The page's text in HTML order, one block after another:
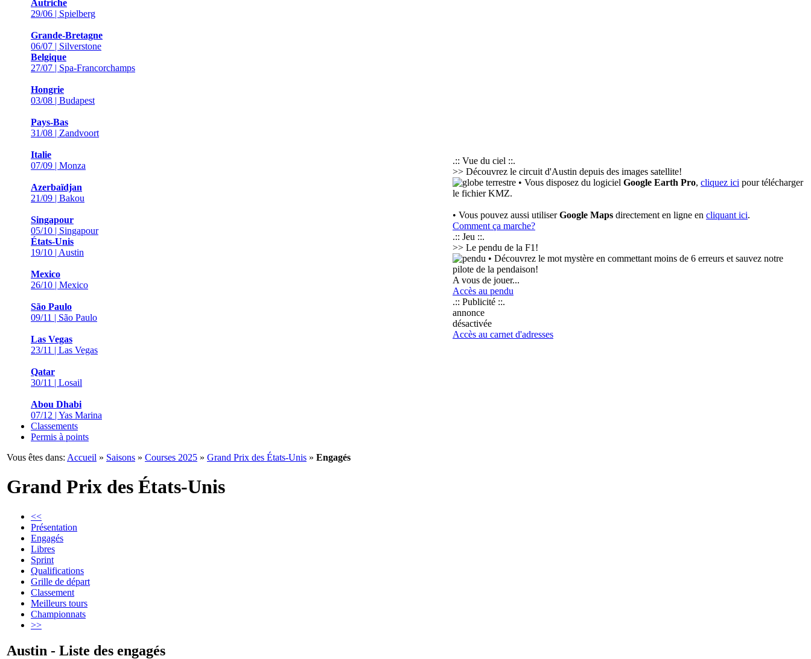
Autriche
29/06 | Spielberg
Grande-Bretagne
06/07 | Silverstone
Belgique
27/07 | Spa-Francorchamps
Hongrie
03/08 | Budapest
Pays-Bas
31/08 | Zandvoort
Italie
07/09 | Monza
Azerbaïdjan
21/09 | Bakou
Singapour
05/10 | Singapour
États-Unis
19/10 | Austin
Mexico
26/10 | Mexico
São Paulo
09/11 | São Paulo
Las Vegas
23/11 | Las Vegas
Qatar
30/11 | Losail
Abou Dhabi
07/12 | Yas Marina
Classements
Permis à points
Vous êtes dans: Accueil » Saisons » Courses 2025 » Grand Prix des États-Unis » Engagés
Grand Prix des États-Unis
<<
Présentation
Engagés
Libres
Sprint
Qualifications
Grille de départ
Classement
Meilleurs tours
Championnats
>>
Austin - Liste des engagés
.:: Vue du ciel ::.
>> Découvrez le circuit d'Austin depuis des images satellite!
• Vous disposez du logiciel Google Earth Pro, cliquez ici pour télécharger
le fichier KMZ.
• Vous pouvez aussi utiliserGoogle Maps directement en ligne en cliquant ici.
Comment ça marche?
.:: Jeu ::.
>> Le pendu de la F1!
• Découvrez le mot mystère en commettant moins de 6 erreurs et sauvez notre
pilote de la pendaison!
A vous de jouer...
Accès au pendu
.:: Publicité ::.
annonce
désactivée
Accès au carnet d'adresses